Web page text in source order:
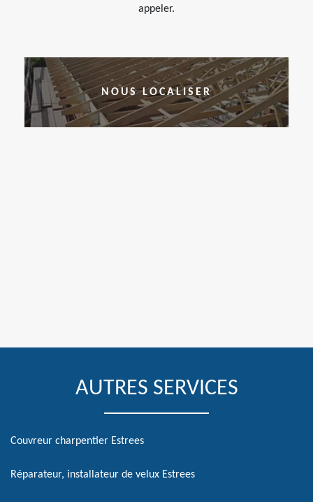
appeler.
NOUS LOCALISER
AUTRES SERVICES
Couvreur charpentier Estrees
Réparateur, installateur de velux Estrees